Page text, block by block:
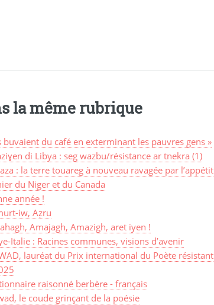
la même rubrique
buvaient du café en exterminant les pauvres gens »
di Libya : seg wazbu/résistance ar tnekra (1)
: la terre touareg à nouveau ravagée par l’appétit
du Niger et du Canada
année !
iw, Aẓru
Amajagh, Amazigh, aret iyen !
Italie : Racines communes, visions d’avenir
lauréat du Prix international du Poète résistant
raisonné berbère - français
le coude grinçant de la poésie